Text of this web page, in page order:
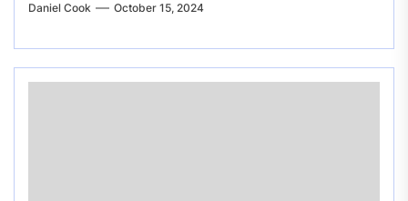
Daniel Cook October 15, 2024